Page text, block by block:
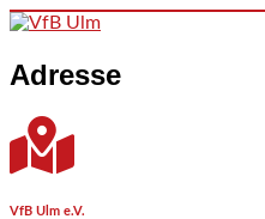
Skip to content
Adresse
VfB Ulm e.V.